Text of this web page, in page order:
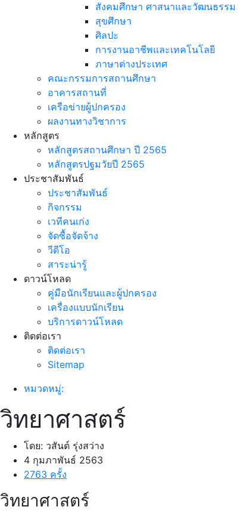
สังคมศึกษา ศาสนาและวัฒนธรรม
สุขศึกษา
ศิลปะ
การงานอาชีพและเทคโนโลยี
ภาษาต่างประเทศ
คณะกรรมการสถานศึกษา
อาคารสถานที่
เครือข่ายผู้ปกครอง
ผลงานทางวิชาการ
หลักสูตร
หลักสูตรสถานศึกษา ปี 2565
หลักสูตรปฐมวัยปี 2565
ประชาสัมพันธ์
ประชาสัมพันธ์
กิจกรรม
เวทีคนเก่ง
จัดซื้อจัดจ้าง
วีดีโอ
สาระน่ารู้
ดาวน์โหลด
คู่มือนักเรียนและผู้ปกครอง
เครื่องแบบนักเรียน
บริการดาวน์โหลด
ติดต่อเรา
ติดต่อเรา
Sitemap
หมวดหมู่:
วิทยาศาสตร์
โดย: วสันต์ รุ่งสว่าง
4 กุมภาพันธ์ 2563
2763 ครั้ง
วิทยาศาสตร์